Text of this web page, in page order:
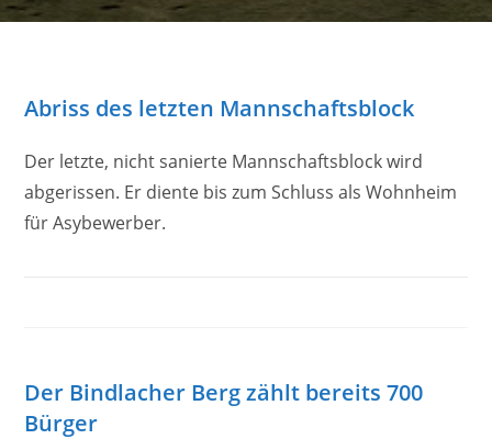
Abriss des letzten Mannschaftsblock
Der letzte, nicht sanierte Mannschaftsblock wird
abgerissen. Er diente bis zum Schluss als Wohnheim
für Asybewerber.
Der Bindlacher Berg zählt bereits 700
Bürger